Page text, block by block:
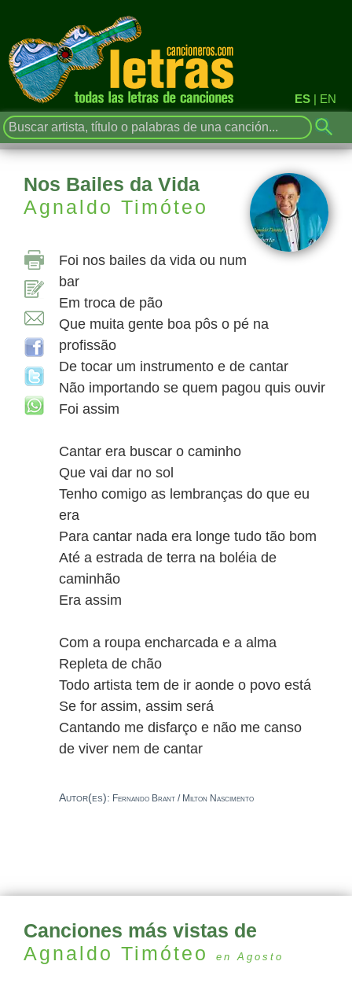
ES | EN
Nos Bailes da Vida
Agnaldo Timóteo
Foi nos bailes da vida ou num
bar
Em troca de pão
Que muita gente boa pôs o pé na
profissão
De tocar um instrumento e de cantar
Não importando se quem pagou quis ouvir
Foi assim
Cantar era buscar o caminho
Que vai dar no sol
Tenho comigo as lembranças do que eu
era
Para cantar nada era longe tudo tão bom
Até a estrada de terra na boléia de
caminhão
Era assim
Com a roupa encharcada e a alma
Repleta de chão
Todo artista tem de ir aonde o povo está
Se for assim, assim será
Cantando me disfarço e não me canso
de viver nem de cantar
Autor(es): Fernando Brant / Milton Nascimento
Canciones más vistas de
Agnaldo Timóteo
en Agosto